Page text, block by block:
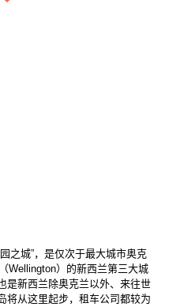
之城”，是仅次于最大城市奥克
Wellington）的新西兰第三大城
是新西兰除奥克兰以外、来往世
将从这里起步，租车公司都较为